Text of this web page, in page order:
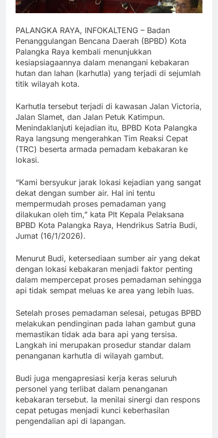
PALANGKA RAYA, INFOKALTENG – Badan
Penanggulangan Bencana Daerah (BPBD) Kota
Palangka Raya kembali menunjukkan
kesiapsiagaannya dalam menangani kebakaran
hutan dan lahan (karhutla) yang terjadi di sejumlah
titik wilayah kota.
Karhutla tersebut terjadi di kawasan Jalan Victoria,
Jalan Slamet, dan Jalan Petuk Katimpun.
Menindaklanjuti kejadian itu, BPBD Kota Palangka
Raya langsung mengerahkan Tim Reaksi Cepat
(TRC) beserta armada pemadam kebakaran ke
lokasi.
“Kami bersyukur jarak lokasi kejadian yang sangat
dekat dengan sumber air. Hal ini tentu
mempermudah proses pemadaman yang
dilakukan oleh tim,” kata Plt Kepala Pelaksana
BPBD Kota Palangka Raya, Hendrikus Satria Budi,
Jumat (16/1/2026).
Menurut Budi, ketersediaan sumber air yang dekat
dengan lokasi kebakaran menjadi faktor penting
dalam mempercepat proses pemadaman sehingga
api tidak sempat meluas ke area yang lebih luas.
Setelah proses pemadaman selesai, petugas BPBD
melakukan pendinginan pada lahan gambut guna
memastikan tidak ada bara api yang tersisa.
Langkah ini merupakan prosedur standar dalam
penanganan karhutla di wilayah gambut.
Budi juga mengapresiasi kerja keras seluruh
personel yang terlibat dalam penanganan
kebakaran tersebut. Ia menilai sinergi dan respons
cepat petugas menjadi kunci keberhasilan
pengendalian api di lapangan.